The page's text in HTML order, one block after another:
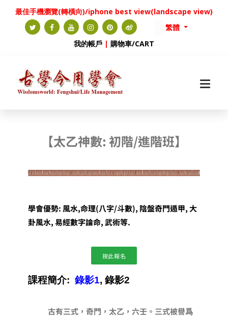
最佳手機瀏覽(轉橫向)/iphone best view(landscape view)
繁體
我的帳戶 | 購物車/CART
【太乙神數: 初階/進階班】
學會優勢: 風水,命理(八字/斗數), 陰盤奇門遁甲, 大
卦風水, 易經數字論命, 武術等.
按此報名
課程簡介: 錄影1, 錄影2
古有三式，奇門，太乙，六壬。三式被譽爲